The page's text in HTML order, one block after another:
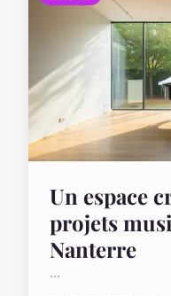
Un espace
projets
Nanterre
...